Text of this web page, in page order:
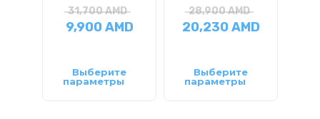
31,700AMD
9,900AMD
Выберите
параметры
28,900AMD
20,230AMD
Выберите
параметры